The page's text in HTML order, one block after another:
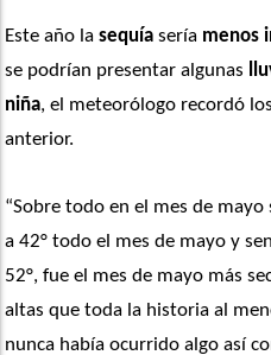
Este año la sequía sería menos
se podrían presentar algunas
niña, el meteorólogo recordó
anterior.
“Sobre todo en el mes de
a 42° todo el mes de mayo y
52°, fue el mes de mayo más
altas que toda la historia al
nunca había ocurrido algo así